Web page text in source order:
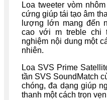
Loa tweeter vòm
cứng giúp tái tạo âm
lượng lớn mang đến
cao với m treble chi
nghiệm nội dung một
nhiên.
Loa SVS Prime
tần SVS SoundMatch
chóng, đa dạng giúp
thanh một cách trọn